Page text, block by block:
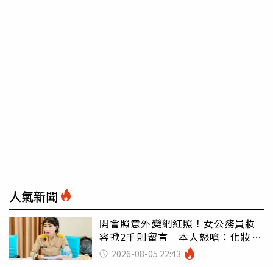
人氣新聞
開會照意外變網紅照！女公務員妝
容掀2千則留言 本人怒嗆：化妝有
錯嗎2026-08-05 22:43